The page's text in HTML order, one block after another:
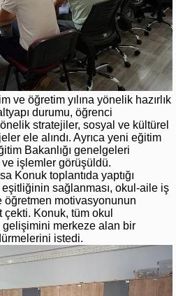
ve öğretim yılına yönelik hazırlık
durumu, öğrenci
yönelik stratejiler, sosyal ve kültürel
ele alındı. Ayrıca yeni eğitim
Bakanlığı genelgeleri
işlemler görüşüldü.
Konuk toplantıda yaptığı
sağlanması, okul-aile iş
motivasyonunun
çekti. Konuk, tüm okul
merkeze alan bir
istedi.